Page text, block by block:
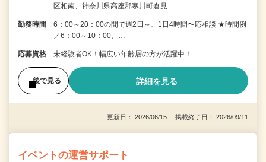
区相南、神奈川県高座郡寒川町倉見
勤務時間
6：00～20：00の間で週2日～、1日4時間〜応相談 ★時間例
／6：00～10：00、…
応募資格 未経験者OK！幅広い年齢層の方が活躍中！
後で見る 詳細を見る
更新日： 2026/06/15 掲載終了日： 2026/09/11
イベントの運営サポート